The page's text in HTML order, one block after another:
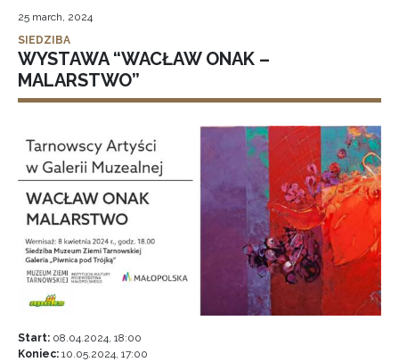
25 march, 2024
SIEDZIBA
WYSTAWA “WACŁAW ONAK –
MALARSTWO”
Start: 08.04.2024, 18:00
Koniec: 10.05.2024, 17:00